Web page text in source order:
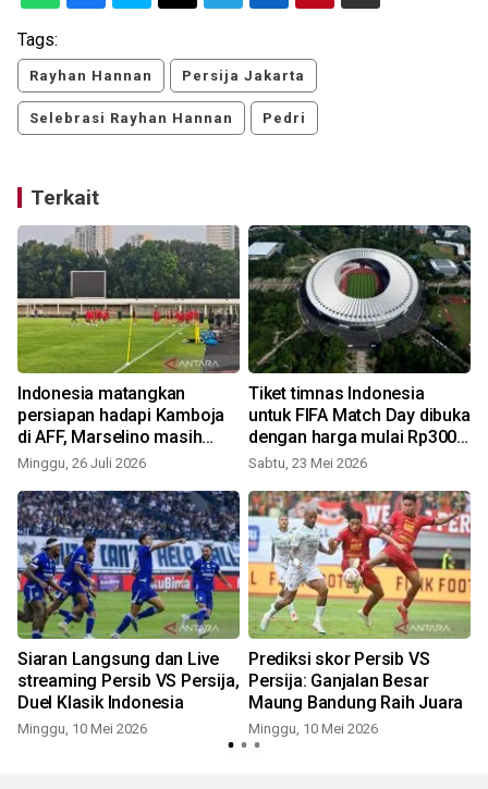
Tags:
Rayhan Hannan Persija Jakarta
Selebrasi Rayhan Hannan Pedri
Terkait
Indonesia matangkan
persiapan hadapi Kamboja
di AFF, Marselino masih
cedera
Minggu, 26 Juli 2026
Tiket timnas Indonesia
untuk FIFA Match Day dibuka
dengan harga mulai Rp300
ribu
Sabtu, 23 Mei 2026
Siaran Langsung dan Live
streaming Persib VS Persija,
Duel Klasik Indonesia
Minggu, 10 Mei 2026
Prediksi skor Persib VS
Persija: Ganjalan Besar
Maung Bandung Raih Juara
Minggu, 10 Mei 2026